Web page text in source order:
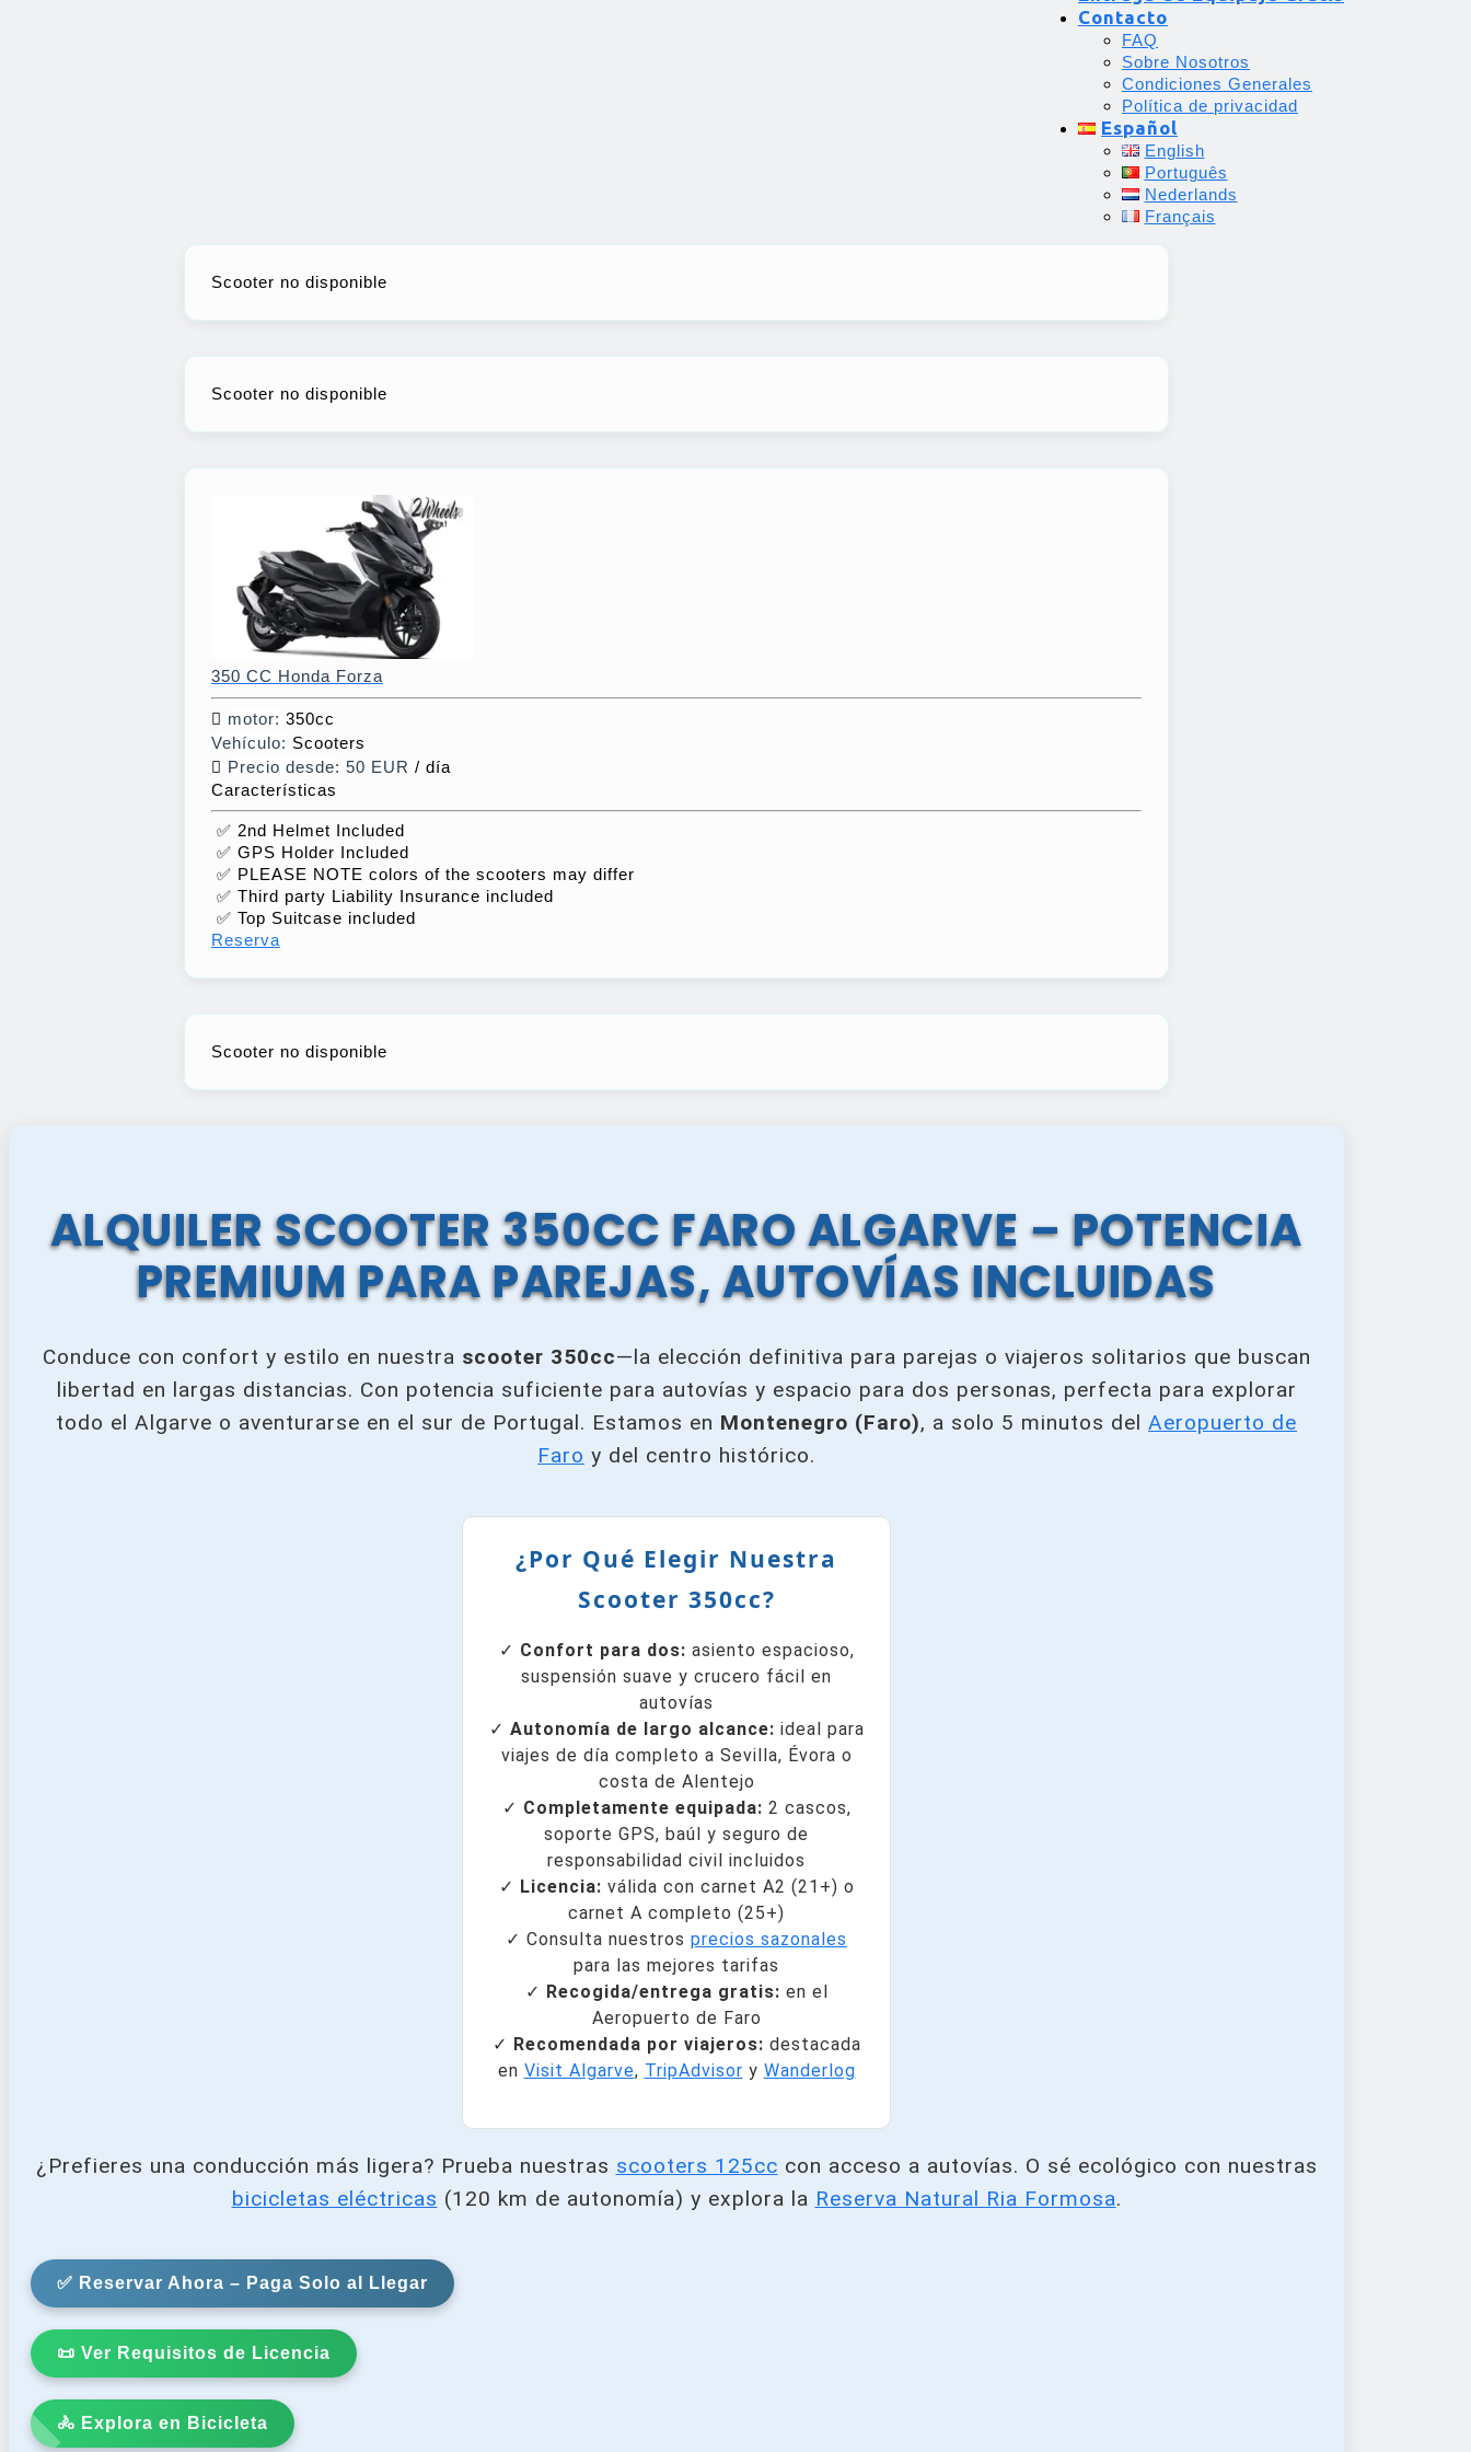
Contacto
FAQ
Sobre Nosotros
Condiciones Generales
Política de privacidad
Español
English
Português
Nederlands
Français
Scooter no disponible
Scooter no disponible
350 CC Honda Forza
motor: 350cc
Vehículo: Scooters
Precio desde: 50 EUR / día
Características
✅ 2nd Helmet Included
✅ GPS Holder Included
✅ PLEASE NOTE colors of the scooters may differ
✅ Third party Liability Insurance included
✅ Top Suitcase included
Reserva
Scooter no disponible
ALQUILER SCOOTER 350CC FARO ALGARVE – POTENCIA
PREMIUM PARA PAREJAS, AUTOVÍAS INCLUIDAS
Conduce con confort y estilo en nuestra scooter 350cc—la elección definitiva para parejas o viajeros solitarios que buscan
libertad en largas distancias. Con potencia suficiente para autovías y espacio para dos personas, perfecta para explorar
todo el Algarve o aventurarse en el sur de Portugal. Estamos en Montenegro (Faro), a solo 5 minutos del Aeropuerto de
Faro y del centro histórico.
¿Por Qué Elegir Nuestra
Scooter 350cc?
✓ Confort para dos: asiento espacioso,
suspensión suave y crucero fácil en
autovías
✓ Autonomía de largo alcance: ideal para
viajes de día completo a Sevilla, Évora o
costa de Alentejo
✓ Completamente equipada: 2 cascos,
soporte GPS, baúl y seguro de
responsabilidad civil incluidos
✓ Licencia: válida con carnet A2 (21+) o
carnet A completo (25+)
✓ Consulta nuestros precios sazonales
para las mejores tarifas
✓ Recogida/entrega gratis: en el
Aeropuerto de Faro
✓ Recomendada por viajeros: destacada
en Visit Algarve, TripAdvisor y Wanderlog
¿Prefieres una conducción más ligera? Prueba nuestras scooters 125cc con acceso a autovías. O sé ecológico con nuestras
bicicletas eléctricas (120 km de autonomía) y explora la Reserva Natural Ria Formosa.
✅ Reservar Ahora – Paga Solo al Llegar
📜 Ver Requisitos de Licencia
🚴 Explora en Bicicleta